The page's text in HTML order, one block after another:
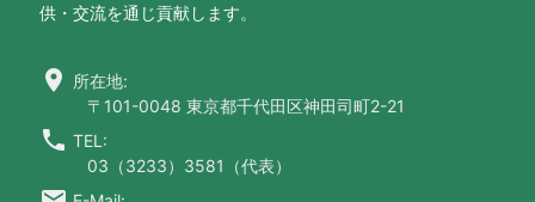
供・交流を通じ貢献します。
location_on 所在地:
〒101-0048 東京都千代田区神田司町2-21
call TEL:
03（3233）3581（代表）